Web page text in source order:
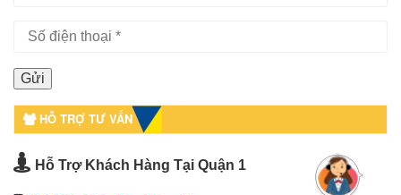
HỖ TRỢ TƯ VẤN
Hỗ Trợ Khách Hàng Tại Quận 1